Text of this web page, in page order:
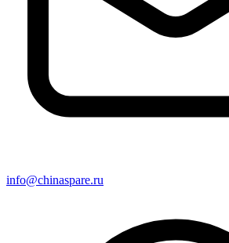
info@chinaspare.ru